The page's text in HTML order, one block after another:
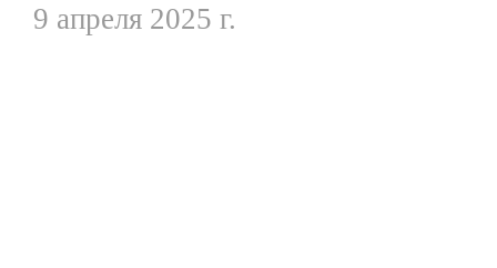
9 апреля 2025 г.